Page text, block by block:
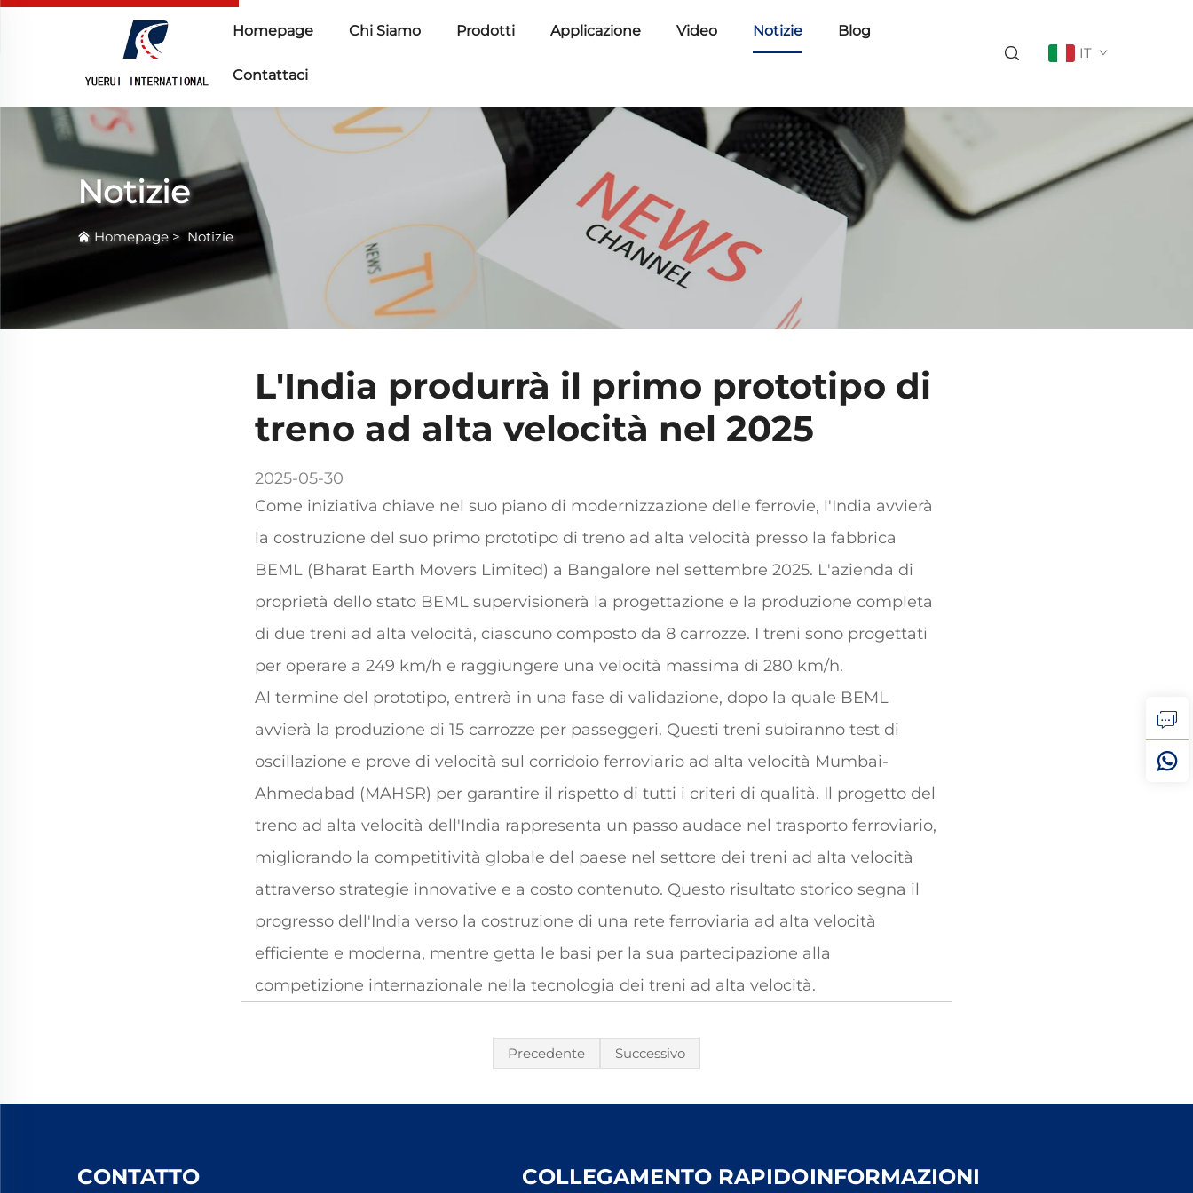
Homepage Chi Siamo Prodotti Applicazione Video Notizie Blog
Contattaci
IT
Notizie
Homepage > Notizie
L'India produrrà il primo prototipo di
treno ad alta velocità nel 2025
2025-05-30
Come iniziativa chiave nel suo piano di modernizzazione delle ferrovie, l'India avvierà
la costruzione del suo primo prototipo di treno ad alta velocità presso la fabbrica
BEML (Bharat Earth Movers Limited) a Bangalore nel settembre 2025. L'azienda di
proprietà dello stato BEML supervisionerà la progettazione e la produzione completa
di due treni ad alta velocità, ciascuno composto da 8 carrozze. I treni sono progettati
per operare a 249 km/h e raggiungere una velocità massima di 280 km/h.
Al termine del prototipo, entrerà in una fase di validazione, dopo la quale BEML
avvierà la produzione di 15 carrozze per passeggeri. Questi treni subiranno test di
oscillazione e prove di velocità sul corridoio ferroviario ad alta velocità Mumbai-
Ahmedabad (MAHSR) per garantire il rispetto di tutti i criteri di qualità. Il progetto del
treno ad alta velocità dell'India rappresenta un passo audace nel trasporto ferroviario,
migliorando la competitività globale del paese nel settore dei treni ad alta velocità
attraverso strategie innovative e a costo contenuto. Questo risultato storico segna il
progresso dell'India verso la costruzione di una rete ferroviaria ad alta velocità
efficiente e moderna, mentre getta le basi per la sua partecipazione alla
competizione internazionale nella tecnologia dei treni ad alta velocità.
Precedente Successivo
CONTATTO COLLEGAMENTO RAPIDOINFORMAZIONI